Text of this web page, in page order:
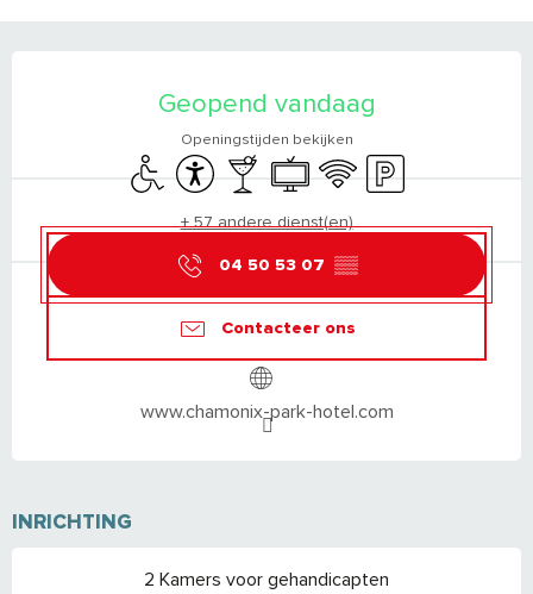
Geopend vandaag
Openingstijden bekijken
Toegang voor gehandicapten
Toegankelijkheid
Bar / Versnaperingsbar
Televisie
Wifi Parkeerplaats
+ 57 andere dienst(en)
04 50 53 07 ▒▒
Contacteer ons
www.chamonix-park-hotel.com
INRICHTING
2 Kamers voor gehandicapten